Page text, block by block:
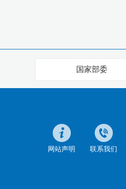
国家部委
网站声明 联系我们